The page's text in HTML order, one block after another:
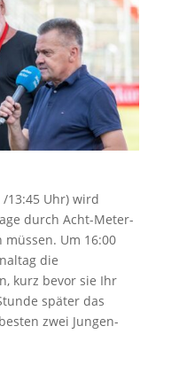
13:45 Uhr) wird
durch Acht-Meter-
Um 16:00
die
kurz bevor sie Ihr
später das
zwei Jungen-